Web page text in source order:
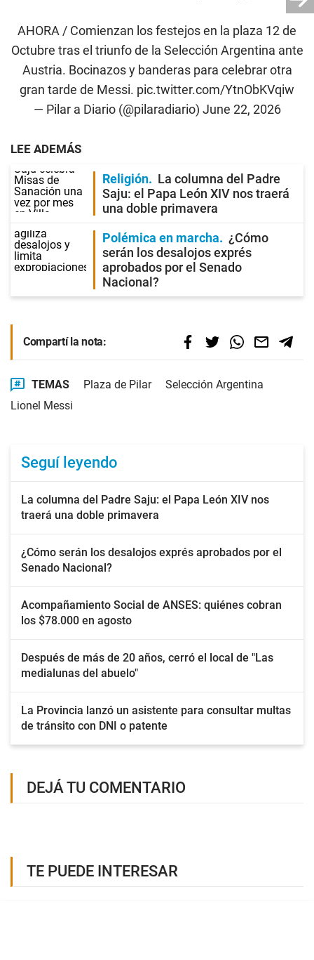
AHORA / Comienzan los festejos en la plaza 12 de
Octubre tras el triunfo de la Selección Argentina ante
Austria. Bocinazos y banderas para celebrar otra
gran tarde de Messi. pic.twitter.com/YtnObKVqiw
— Pilar a Diario (@pilaradiario) June 22, 2026
LEE ADEMÁS
Religión
La columna del Padre
Saju: el Papa León XIV nos traerá
una doble primavera
Polémica en marcha
¿Cómo
serán los desalojos exprés
aprobados por el Senado
Nacional?
Compartí la nota:
TEMAS Plaza de Pilar
Selección Argentina
Lionel Messi
Seguí leyendo
La columna del Padre Saju: el Papa León XIV nos
traerá una doble primavera
¿Cómo serán los desalojos exprés aprobados por el
Senado Nacional?
Acompañamiento Social de ANSES: quiénes cobran
los $78.000 en agosto
Después de más de 20 años, cerró el local de "Las
medialunas del abuelo"
La Provincia lanzó un asistente para consultar multas
de tránsito con DNI o patente
DEJÁ TU COMENTARIO
TE PUEDE INTERESAR